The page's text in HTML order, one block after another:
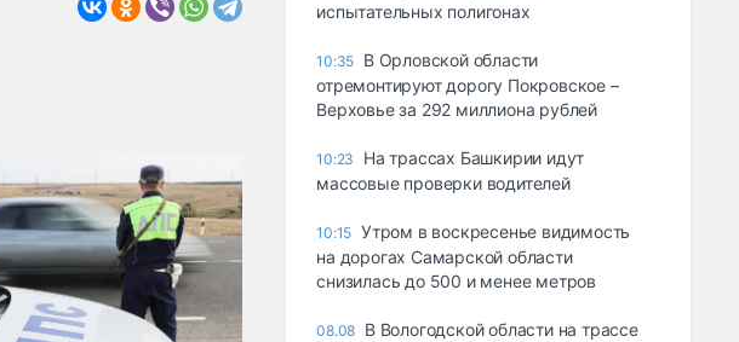
испытательных полигонах
10:35 В Орловской области
отремонтируют дорогу Покровское –
Верховье за 292 миллиона рублей
10:23
На трассах Башкирии идут
массовые проверки водителей
10:15 Утром в воскресенье видимость
на дорогах Самарской области
снизилась до 500 и менее метров
08.08 В Вологодской области на трассе